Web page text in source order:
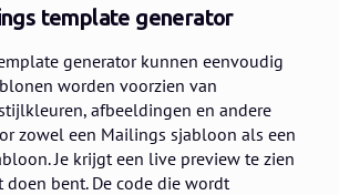
template generator
generator kunnen eenvoudig
worden voorzien van
afbeeldingen en andere
zowel een Mailings sjabloon als een
Je krijgt een live preview te zien
doen bent. De code die wordt